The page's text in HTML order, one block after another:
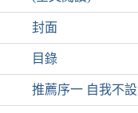
封面
目錄
推薦序一 自我不